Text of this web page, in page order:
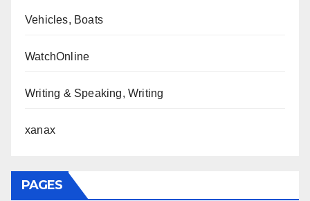
Vehicles, Boats
WatchOnline
Writing & Speaking, Writing
xanax
PAGES